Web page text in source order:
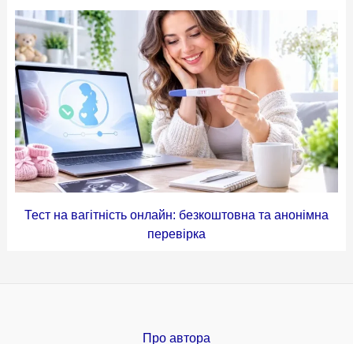
Тест на вагітність онлайн: безкоштовна та анонімна
перевірка
Про автора